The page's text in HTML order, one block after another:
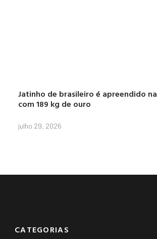
Jatinho de brasileiro é apreendido
com 189 kg de ouro
julho 29, 2026
CATEGORIAS